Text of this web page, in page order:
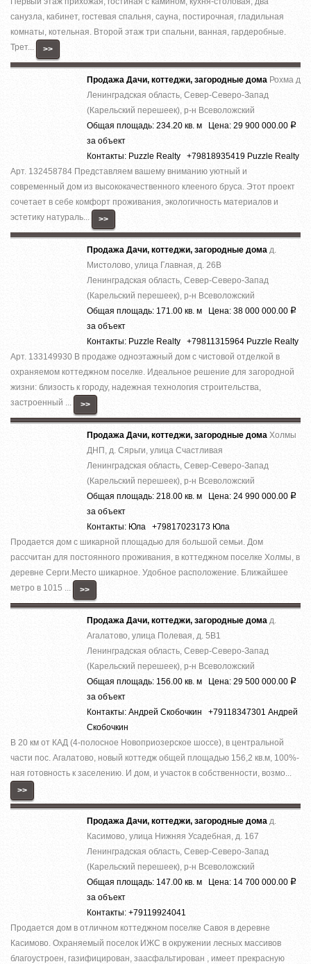
санузла, кабинет, гостевая спальня, сауна, постирочная, гладильная
комнаты, котельная. Второй этаж три спальни, ванная, гардеробные.
Трет...
>>
Продажа Дачи, коттеджи, загородные дома Рохма д
Ленинградская область, Север-Северо-Запад
(Карельский перешеек), р-н Всеволожский
Общая площадь: 234.20 кв. м Цена: 29 900 000.00 Р
за объект
Контакты: Puzzle Realty +79818935419 Puzzle Realty
Арт. 132458784 Представляем вашему вниманию уютный и
современный дом из высококачественного клееного бруса. Этот проект
сочетает в себе комфорт проживания, экологичность материалов и
эстетику натураль...
>>
Продажа Дачи, коттеджи, загородные дома д.
Мистолово, улица Главная, д. 26В
Ленинградская область, Север-Северо-Запад
(Карельский перешеек), р-н Всеволожский
Общая площадь: 171.00 кв. м Цена: 38 000 000.00 Р
за объект
Контакты: Puzzle Realty +79811315964 Puzzle Realty
Арт. 133149930 В продаже одноэтажный дом с чистовой отделкой в
охраняемом коттеджном поселке. Идеальное решение для загородной
жизни: близость к городу, надежная технология строительства,
застроенный ...
>>
Продажа Дачи, коттеджи, загородные дома Холмы
ДНП, д. Сярьги, улица Счастливая
Ленинградская область, Север-Северо-Запад
(Карельский перешеек), р-н Всеволожский
Общая площадь: 218.00 кв. м Цена: 24 990 000.00 Р
за объект
Контакты: Юла +79817023173 Юла
Продается дом с шикарной площадью для большой семьи. Дом
рассчитан для постоянного проживания, в коттеджном поселке Холмы, в
деревне Серги.Место шикарное. Удобное расположение. Ближайшее
метро в 1015 ...
>>
Продажа Дачи, коттеджи, загородные дома д.
Агалатово, улица Полевая, д. 5В1
Ленинградская область, Север-Северо-Запад
(Карельский перешеек), р-н Всеволожский
Общая площадь: 156.00 кв. м Цена: 29 500 000.00 Р
за объект
Контакты: Андрей Скобочкин +79118347301 Андрей
Скобочкин
В 20 км от КАД (4-полосное Новоприозерское шоссе), в центральной
части пос. Агалатово, новый коттедж общей площадью 156,2 кв.м, 100%-
ная готовность к заселению. И дом, и участок в собственности, возмо...
>>
Продажа Дачи, коттеджи, загородные дома д.
Касимово, улица Нижняя Усадебная, д. 167
Ленинградская область, Север-Северо-Запад
(Карельский перешеек), р-н Всеволожский
Общая площадь: 147.00 кв. м Цена: 14 700 000.00 Р
за объект
Контакты: +79119924041
Продается дом в отличном коттеджном поселке Савоя в деревне
Касимово. Охраняемый поселок ИЖС в окружении лесных массивов
благоустроен, газифицирован, заасфальтирован , имеет прекрасную